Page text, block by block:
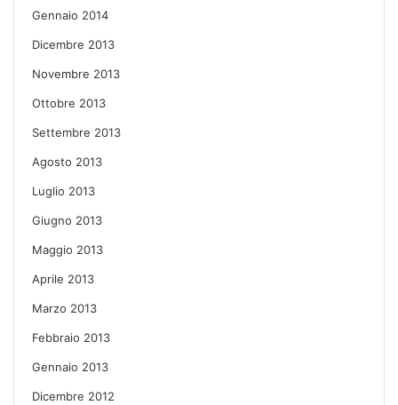
Gennaio 2014
Dicembre 2013
Novembre 2013
Ottobre 2013
Settembre 2013
Agosto 2013
Luglio 2013
Giugno 2013
Maggio 2013
Aprile 2013
Marzo 2013
Febbraio 2013
Gennaio 2013
Dicembre 2012